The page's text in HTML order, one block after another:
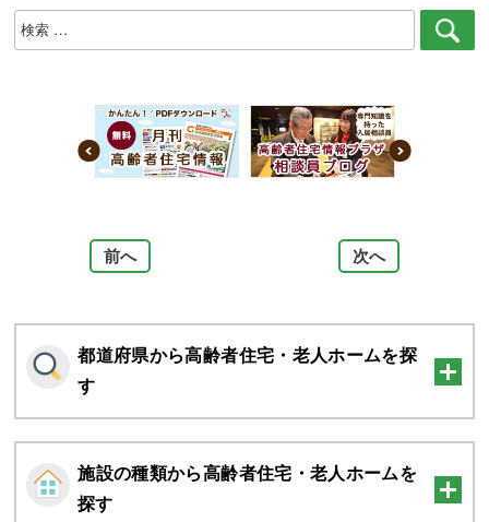
索
前へ 次へ
都道府県から高齢者住宅・老人ホームを探
す
施設の種類から高齢者住宅・老人ホームを
探す